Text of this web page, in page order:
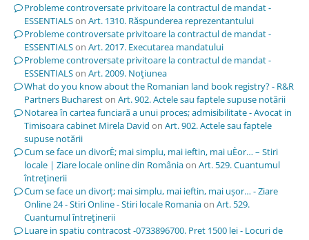
Probleme controversate privitoare la contractul de mandat -
ESSENTIALSon Art. 1310. Răspunderea reprezentantului
Probleme controversate privitoare la contractul de mandat -
ESSENTIALSon Art. 2017. Executarea mandatului
Probleme controversate privitoare la contractul de mandat -
ESSENTIALSon Art. 2009. Noţiunea
What do you know about the Romanian land book registry? - R&R
Partners Buchareston Art. 902. Actele sau faptele supuse notării
Notarea în cartea funciară a unui proces; admisibilitate - Avocat in
Timisoara cabinet Mirela David on Art. 902. Actele sau faptele
supuse notării
Cum se face un divorÈ; mai simplu, mai ieftin, mai uÈor… – Stiri
locale | Ziare locale online din Româniaon Art. 529. Cuantumul
întreţinerii
Cum se face un divorț; mai simplu, mai ieftin, mai ușor… - Ziare
Online 24 - Stiri Online - Stiri locale Romaniaon Art. 529.
Cuantumul întreţinerii
Luare in spatiu contracost -0733896700. Pret 1500 lei - Locuri de